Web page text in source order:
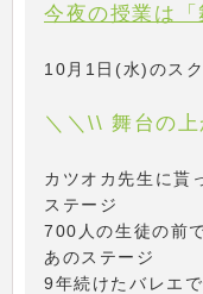
今夜の授業は「
10月1日(水)のス
＼＼\\ 舞台の
カツオカ先生に貰
ステージ
700人の生徒の前
あのステージ
9年続けたバレエ